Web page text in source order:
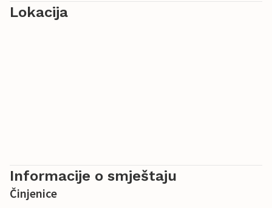
Lokacija
Informacije o smještaju
Činjenice